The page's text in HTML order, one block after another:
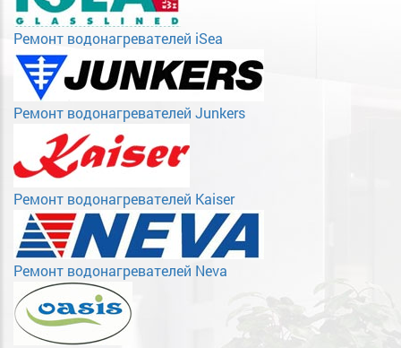
Ремонт водонагревателей iSea
Ремонт водонагревателей Junkers
Ремонт водонагревателей Kaiser
Ремонт водонагревателей Neva